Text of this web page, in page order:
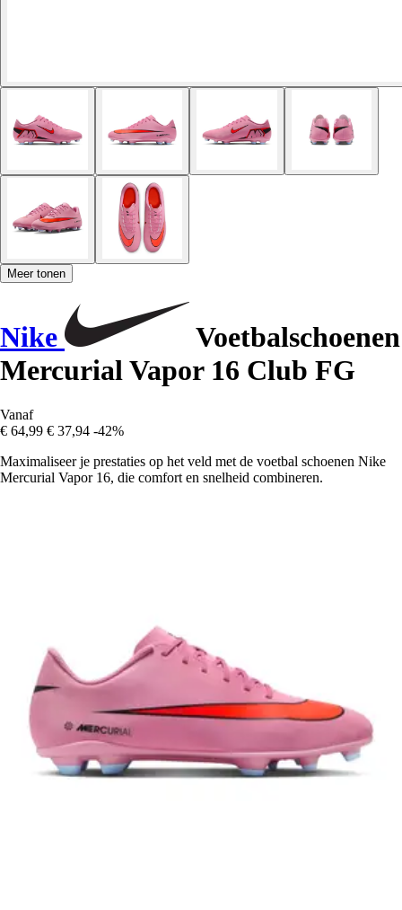
Meer tonen
Nike
Voetbalschoenen
Mercurial Vapor 16 Club FG
Vanaf
€ 64,99 € 37,94 -42%
Maximaliseer je prestaties op het veld met de voetbal schoenen Nike
Mercurial Vapor 16, die comfort en snelheid combineren.